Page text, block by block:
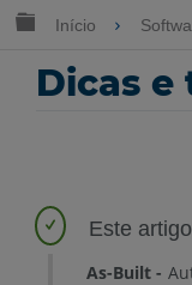
Expandir/
Início
Dicas
As-Built